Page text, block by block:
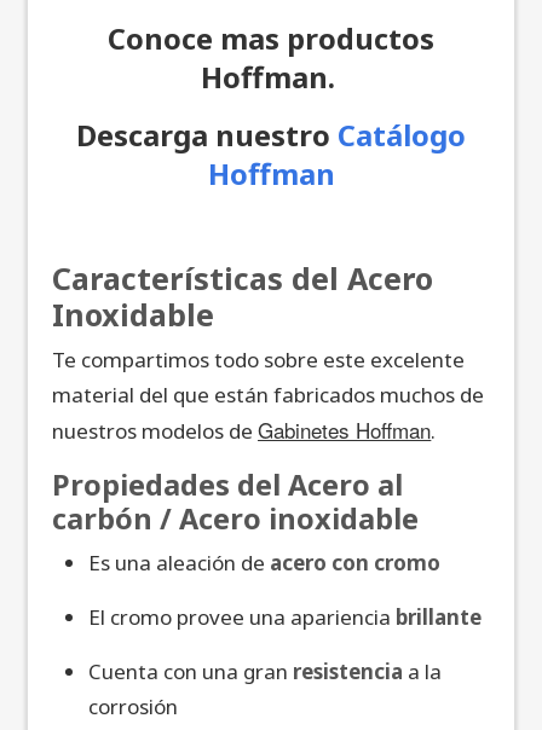
Conoce mas productos
Hoffman.
Descarga nuestro Catálogo
Hoffman
Características del Acero
Inoxidable
Te compartimos todo sobre este excelente
material del que están fabricados muchos de
nuestros modelos deGabinetes Hoffman.
Propiedades del Acero al
carbón / Acero inoxidable
Es una aleación de acero con cromo
El cromo provee una apariencia brillante
Cuenta con una gran resistencia a la
corrosión